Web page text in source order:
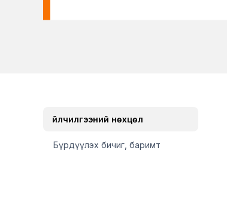
Үйлчилгээний нөхцөл
Бүрдүүлэх бичиг, баримт